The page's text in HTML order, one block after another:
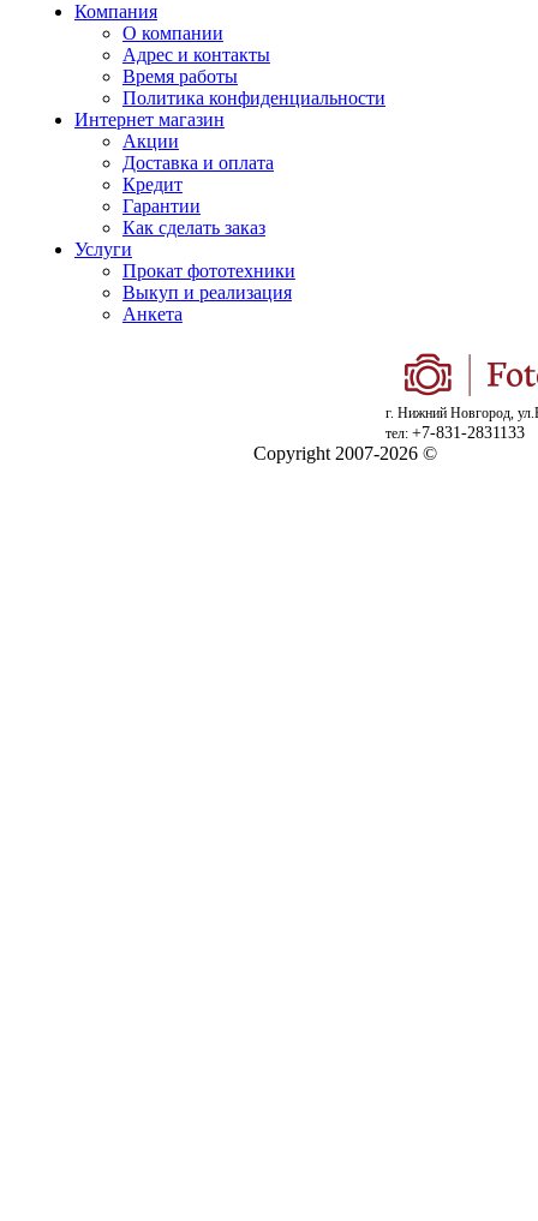
Компания
О компании
Адрес и контакты
Время работы
Политика конфиденциальности
Интернет магазин
Акции
Доставка и оплата
Кредит
Гарантии
Как сделать заказ
Услуги
Прокат фототехники
Выкуп и реализация
Анкета
г. Нижний Новгород,
тел: +7-831-2831133
Copyright 2007-2026 ©